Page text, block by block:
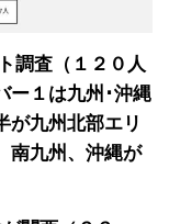
調査（１２０人
ー１は九州･沖縄
が九州北部エリ
南九州、沖縄が